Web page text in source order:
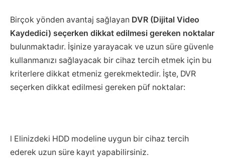
Birçok yönden avantaj sağlayan DVR (Dijital Video
Kaydedici) seçerken dikkat edilmesi gereken noktalar
bulunmaktadır. İşinize yarayacak ve uzun süre güvenle
kullanmanızı sağlayacak bir cihaz tercih etmek için bu
kriterlere dikkat etmeniz gerekmektedir. İşte, DVR
seçerken dikkat edilmesi gereken püf noktalar:
l Elinizdeki HDD modeline uygun bir cihaz tercih
ederek uzun süre kayıt yapabilirsiniz.